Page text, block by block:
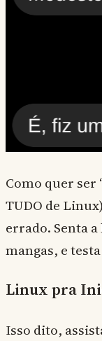
Como quer ser
TUDO de
errado. Senta
mangas, e
Linux pra
Isso dito,